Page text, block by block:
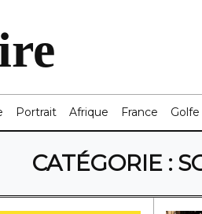
Portrait Afrique France
CATÉGORIE :